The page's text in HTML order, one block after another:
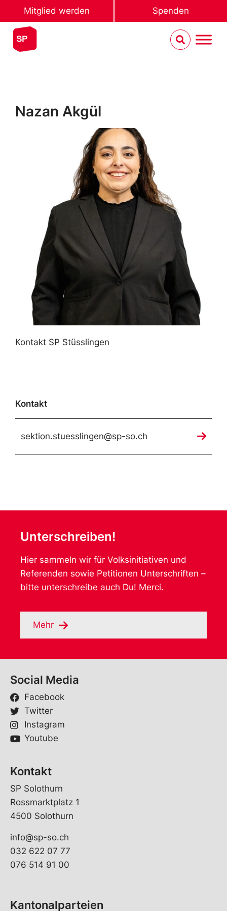
Mitglied werden Spenden
Nazan Akgül
Kontakt SP Stüsslingen
Kontakt
sektion.stuesslingen@sp-so.ch
Unterschreiben!
Hier sammeln wir für Volksinitiativen und
Referenden sowie Petitionen Unterschriften –
bitte unterschreibe auch Du! Merci.
Mehr
Social Media
Facebook
Twitter
Instagram
Youtube
Kontakt
SP Solothurn
Rossmarktplatz 1
4500 Solothurn
info@sp-so.ch
032 622 07 77
076 514 91 00
Kantonalparteien